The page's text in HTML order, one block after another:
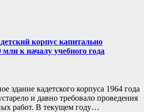
корпус капитально
к началу учебного года
здание кадетского корпуса 1964 года
и давно требовало проведения
работ. В текущем году…